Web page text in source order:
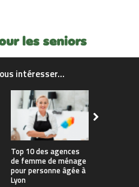
intéresser...
Top 10 des agences
de femme de ménage
pour personne âgée à
Lyon